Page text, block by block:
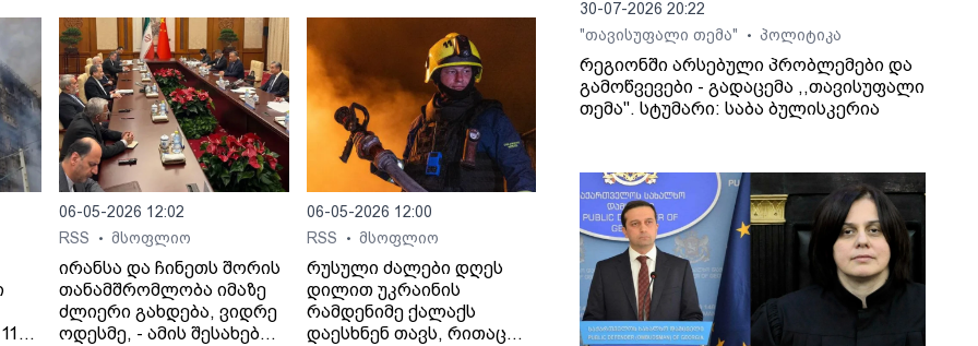
შეტევითი ოპერაციების
ფაზაში გადავალთ.
06-05-2026 12:02
RSS
• მსოფლიო
ირანსა და ჩინეთს შორის
თანამშრომლობა იმაზე
ძლიერი გახდება, ვიდრე
ოდესმე, - ამის შესახებ
06-05-2026 12:00
RSS
• მსოფლიო
რუსული ძალები დღეს
დილით უკრაინის
რამდენიმე ქალაქს
დაესხნენ თავს, რითაც
30-07-2026 20:22
"თავისუფალი თემა"
• პოლიტიკა
რეგიონში არსებული პრობლემები და
გამოწვევები - გადაცემა ,,თავისუფალი
თემა". სტუმარი: საბა ბულისკერია